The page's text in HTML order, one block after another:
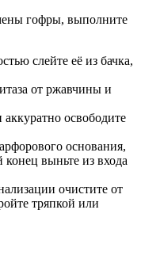
гофры, выполните
слейте её из бачка,
от ржавчины и
освободите
основания,
выньте из входа
очистите от
тряпкой или